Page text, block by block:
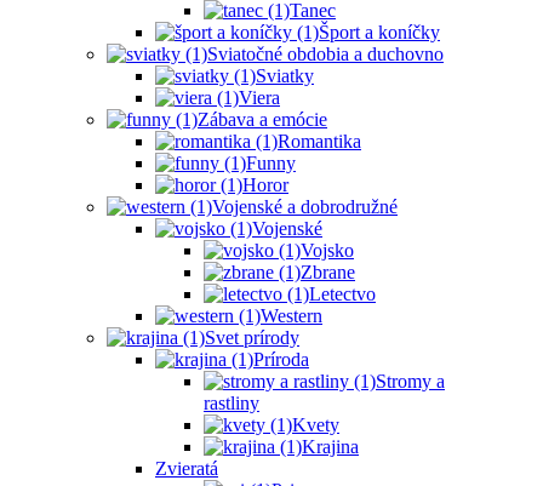
Tanec
Šport a koníčky
Sviatočné obdobia a duchovno
Sviatky
Viera
Zábava a emócie
Romantika
Funny
Horor
Vojenské a dobrodružné
Vojenské
Vojsko
Zbrane
Letectvo
Western
Svet prírody
Príroda
Stromy a
rastliny
Kvety
Krajina
Zvieratá